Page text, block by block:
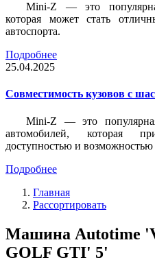
Mini-Z — это
которая может стать
автоспорта.
Подробнее
25.04.2025
Совместимость кузовов с
Mini-Z — это
автомобилей, которая
доступностью и
Подробнее
Главная
Рассортировать
Машина Autotime
GOLF GTI' 5'